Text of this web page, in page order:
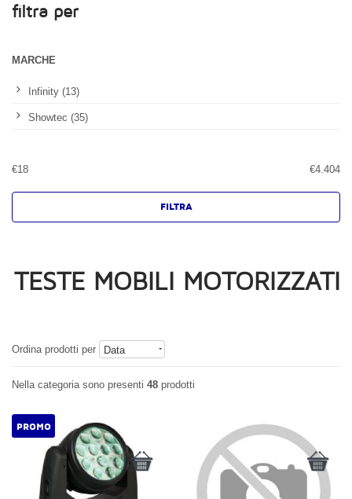
filtra per
MARCHE
Infinity (13)
Showtec (35)
€18 €4.404
TESTE MOBILI MOTORIZZATI
Ordina prodotti per Data
Nella categoria sono presenti 48 prodotti
PROMO